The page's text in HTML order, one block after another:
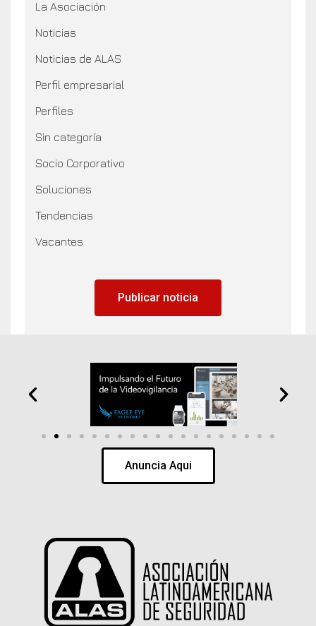
La Asociación
Noticias
Noticias de ALAS
Perfil empresarial
Perfiles
Sin categoría
Socio Corporativo
Soluciones
Tendencias
Vacantes
Publicar noticia
Anuncia Aqui